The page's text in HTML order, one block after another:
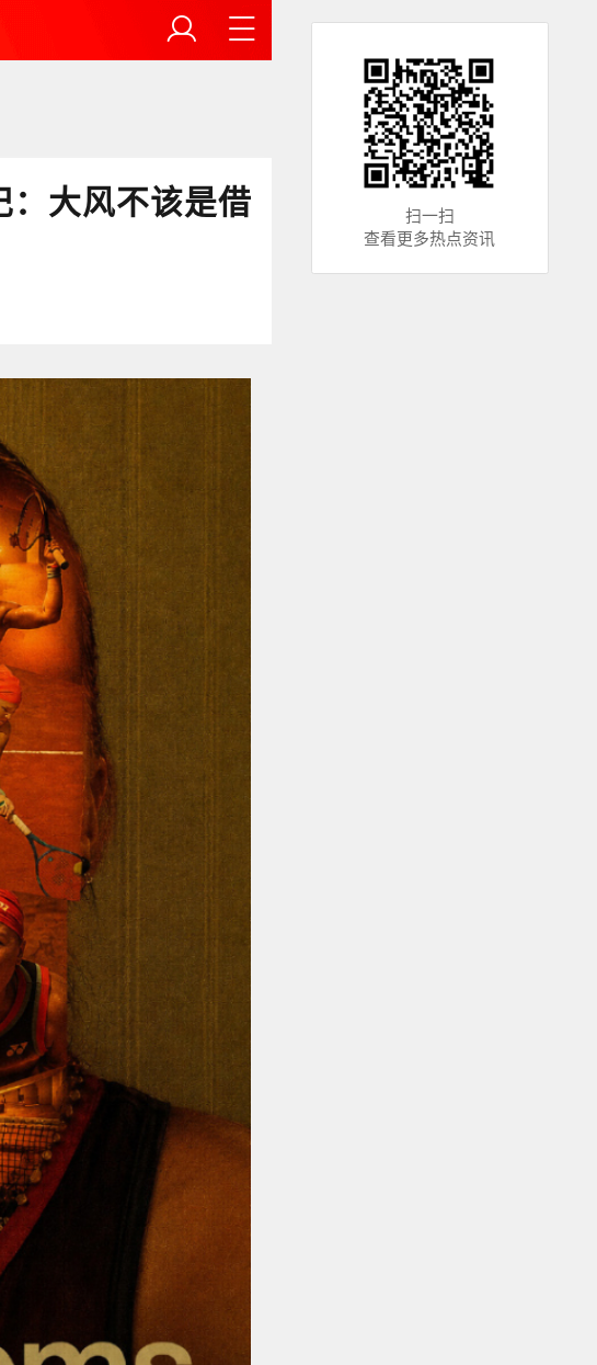
大风不该是借
扫一扫
查看更多热点资讯